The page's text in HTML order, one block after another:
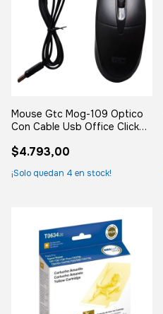
Mouse Gtc Mog-109 Optico
Con Cable Usb Office Click
$4.793,00
¡Solo quedan 4 en stock!